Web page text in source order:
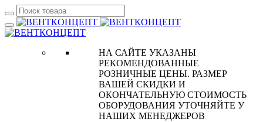
НА САЙТЕ УКАЗАНЫ
РЕКОМЕНДОВАННЫЕ
РОЗНИЧНЫЕ ЦЕНЫ. РАЗМЕР
ВАШЕЙ СКИДКИ И
ОКОНЧАТЕЛЬНУЮ СТОИМОСТЬ
ОБОРУДОВАНИЯ УТОЧНЯЙТЕ У
НАШИХ МЕНЕДЖЕРОВ